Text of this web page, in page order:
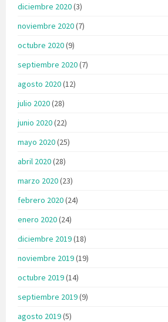
diciembre 2020(3)
noviembre 2020(7)
octubre 2020(9)
septiembre 2020(7)
agosto 2020(12)
julio 2020(28)
junio 2020(22)
mayo 2020(25)
abril 2020(28)
marzo 2020(23)
febrero 2020(24)
enero 2020(24)
diciembre 2019(18)
noviembre 2019(19)
octubre 2019(14)
septiembre 2019(9)
agosto 2019(5)